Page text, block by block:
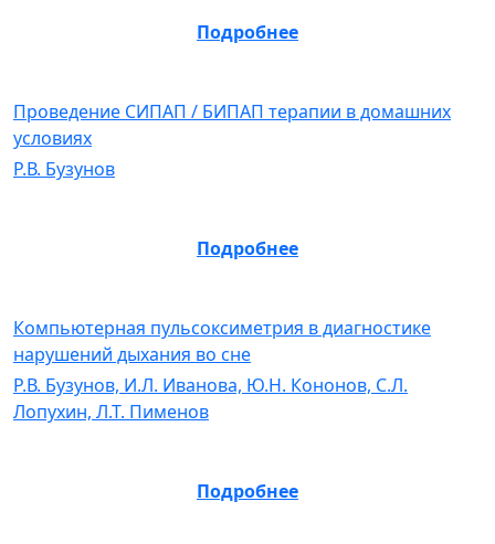
Подробнее
Проведение СИПАП / БИПАП терапии в домашних
условиях
Р.В. Бузунов
Подробнее
Компьютерная пульсоксиметрия в диагностике
нарушений дыхания во сне
Р.В. Бузунов, И.Л. Иванова, Ю.Н. Кононов, С.Л.
Лопухин, Л.Т. Пименов
Подробнее